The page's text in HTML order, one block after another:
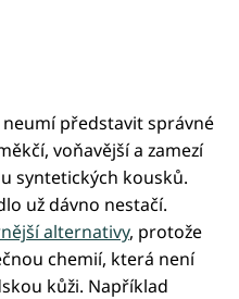
neumí představit správné
voňavější a zamezí
syntetických kousků.
už dávno nestačí.
alternativy, protože
chemií, která není
kůži. Například